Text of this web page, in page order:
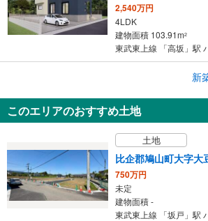
2,540万円
4LDK
建物面積 103.91m2
比企郡鳩山町大字今宿
4LDK＋SIC
建物面積 100.6m
新
このエリアのおすすめ土地
土地
比企郡鳩山町大字大
750万円
未定
建物面積 -